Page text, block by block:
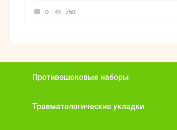
0 750
Противошоковые наборы
Травматологические укладки